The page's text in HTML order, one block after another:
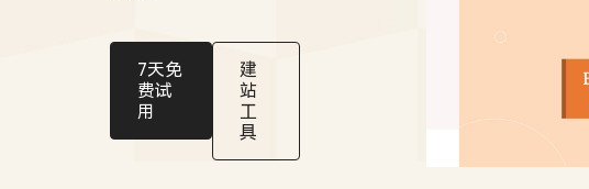
7天免
费试
用
建
站
工
具